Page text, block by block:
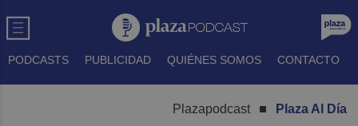
PODCASTS PUBLICIDAD QUIÉNES SOMOS CONTACTO
Plazapodcast Plaza Al Día